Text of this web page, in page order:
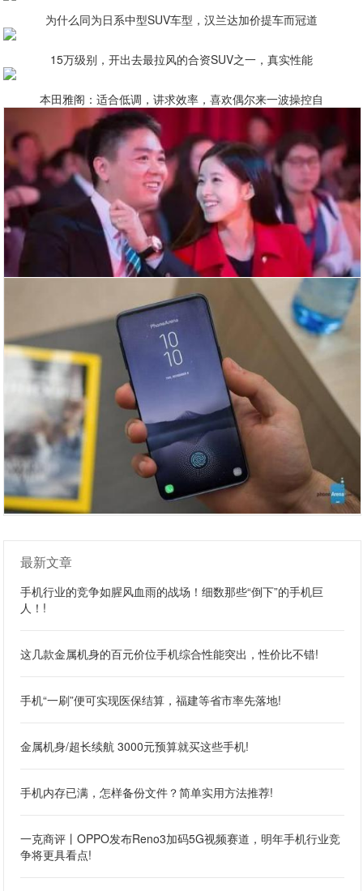
为什么同为日系中型SUV车型，汉兰达加价提车而冠道
15万级别，开出去最拉风的合资SUV之一，真实性能
本田雅阁：适合低调，讲求效率，喜欢偶尔来一波操控自
最新文章
手机行业的竞争如腥风血雨的战场！细数那些“倒下”的手机巨
人！!
这几款金属机身的百元价位手机综合性能突出，性价比不错!
手机“一刷”便可实现医保结算，福建等省市率先落地!
金属机身/超长续航 3000元预算就买这些手机!
手机内存已满，怎样备份文件？简单实用方法推荐!
一克商评丨OPPO发布Reno3加码5G视频赛道，明年手机行业竞
争将更具看点!